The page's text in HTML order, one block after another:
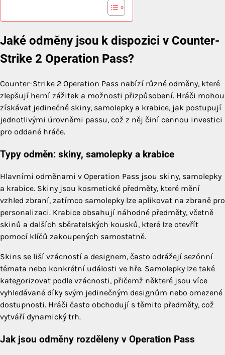
Jaké odměny jsou k dispozici v Counter-
Strike 2 Operation Pass?
Counter-Strike 2 Operation Pass nabízí různé odměny, které
zlepšují herní zážitek a možnosti přizpůsobení. Hráči mohou
získávat jedinečné skiny, samolepky a krabice, jak postupují
jednotlivými úrovněmi passu, což z něj činí cennou investici
pro oddané hráče.
Typy odměn: skiny, samolepky a krabice
Hlavními odměnami v Operation Pass jsou skiny, samolepky
a krabice. Skiny jsou kosmetické předměty, které mění
vzhled zbraní, zatímco samolepky lze aplikovat na zbraně pro
personalizaci. Krabice obsahují náhodné předměty, včetně
skinů a dalších sběratelských kousků, které lze otevřít
pomocí klíčů zakoupených samostatně.
Skins se liší vzácností a designem, často odrážejí sezónní
témata nebo konkrétní události ve hře. Samolepky lze také
kategorizovat podle vzácnosti, přičemž některé jsou více
vyhledávané díky svým jedinečným designům nebo omezené
dostupnosti. Hráči často obchodují s těmito předměty, což
vytváří dynamický trh.
Jak jsou odměny rozděleny v Operation Pass